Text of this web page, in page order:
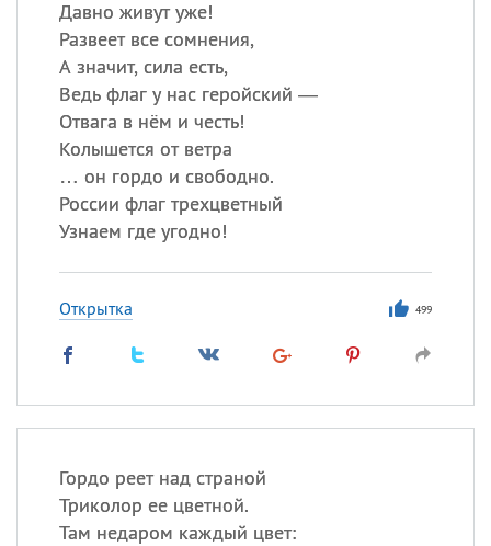
Давно живут уже!
Развеет все сомнения,
А значит, сила есть,
Ведь флаг у нас геройский —
Отвага в нём и честь!
Колышется от ветра
… он гордо и свободно.
России флаг трехцветный
Узнаем где угодно!
Открытка 499
Гордо реет над страной
Триколор ее цветной.
Там недаром каждый цвет: